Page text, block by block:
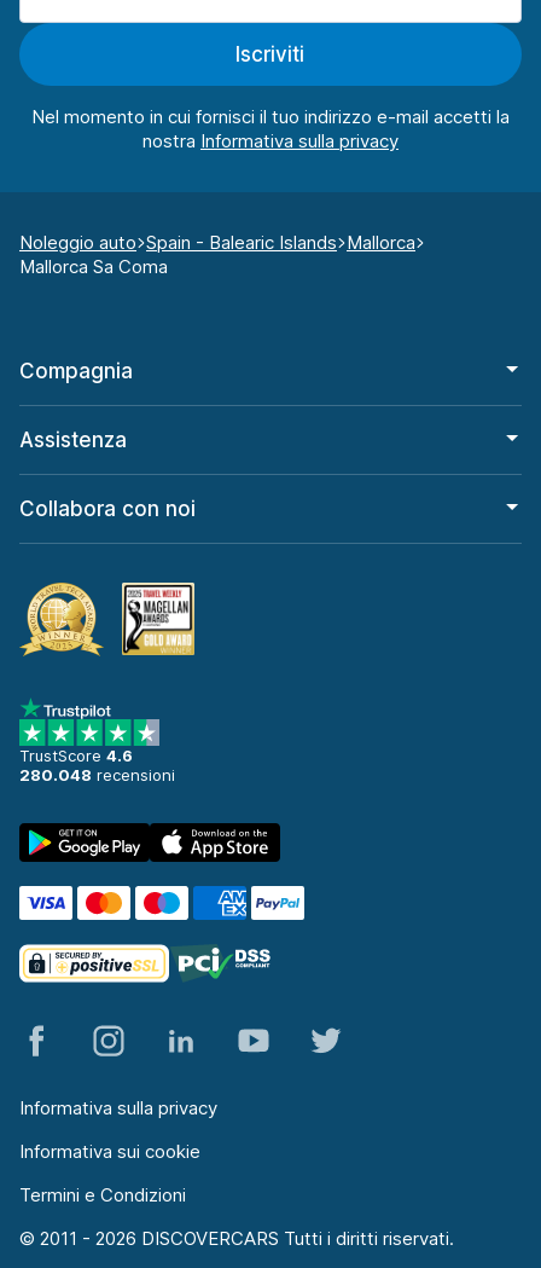
Iscriviti
Nel momento in cui fornisci il tuo indirizzo e-mail accetti la
nostra
Noleggio auto Spain - Balearic Islands Mallorca
Mallorca Sa Coma
Compagnia
Assistenza
Collabora con noi
TrustScore 4.6
280.048 recensioni
© 2011 - 2026 DISCOVERCARS Tutti i diritti riservati.
Informativa sulla privacy
Informativa sui cookie
Termini e Condizioni